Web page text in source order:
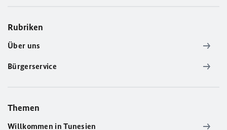
Rubriken
Über uns
Bürgerservice
Themen
Willkommen in Tunesien